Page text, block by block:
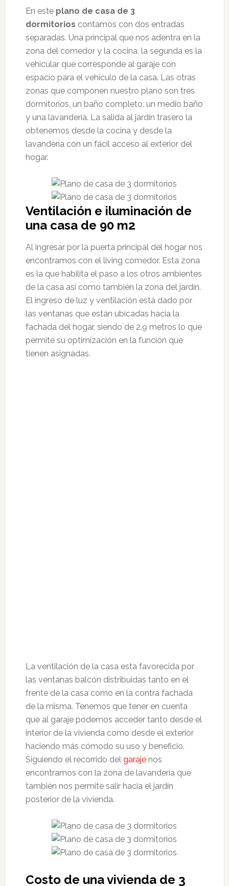
En este plano de casa de 3
dormitorios contamos con dos entradas
separadas. Una principal que nos adentra en la
zona del comedor y la cocina, la segunda es la
vehicular que corresponde al garaje con
espacio para el vehículo de la casa. Las otras
zonas que componen nuestro plano son tres
dormitorios, un baño completo, un medio baño
y una lavandería. La salida al jardín trasero la
obtenemos desde la cocina y desde la
lavandería con un fácil acceso al exterior del
hogar.
Ventilación e iluminación de
una casa de 90 m2
Al ingresar por la puerta principal del hogar nos
encontramos con el living comedor. Esta zona
es la que habilita el paso a los otros ambientes
de la casa así como también la zona del jardín.
El ingreso de luz y ventilación está dado por
las ventanas que están ubicadas hacia la
fachada del hogar, siendo de 2.9 metros lo que
permite su optimización en la función que
tienen asignadas.
La ventilación de la casa esta favorecida por
las ventanas balcón distribuidas tanto en el
frente de la casa como en la contra fachada
de la misma. Tenemos que tener en cuenta
que al garaje podemos acceder tanto desde el
interior de la vivienda como desde el exterior
haciendo más cómodo su uso y beneficio.
Siguiendo el recorrido del garajenos
encontramos con la zona de lavandería que
también nos permite salir hacia el jardín
posterior de la vivienda.
Costo de una vivienda de 3